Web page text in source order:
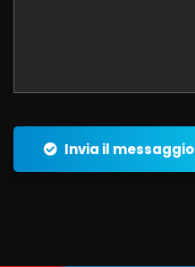
Invia il messaggio